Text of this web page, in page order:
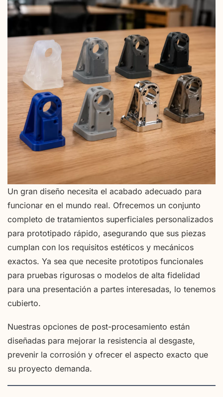
Un gran diseño necesita el acabado adecuado para
funcionar en el mundo real. Ofrecemos un conjunto
completo de tratamientos superficiales personalizados
para prototipado rápido, asegurando que sus piezas
cumplan con los requisitos estéticos y mecánicos
exactos. Ya sea que necesite prototipos funcionales
para pruebas rigurosas o modelos de alta fidelidad
para una presentación a partes interesadas, lo tenemos
cubierto.
Nuestras opciones de post-procesamiento están
diseñadas para mejorar la resistencia al desgaste,
prevenir la corrosión y ofrecer el aspecto exacto que
su proyecto demanda.